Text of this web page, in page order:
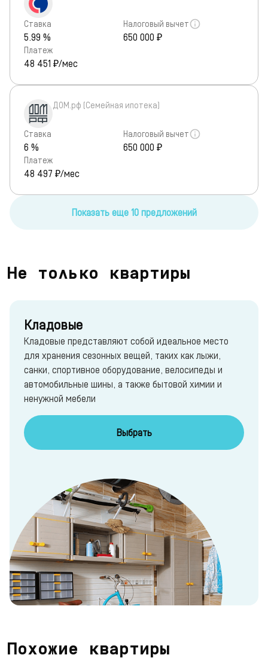
Ставка
5.99 %
Налоговый вычет
650 000 ₽
Платеж
48 451 ₽/мес
ДОМ.рф (Семейная ипотека)
Ставка
6 %
Налоговый вычет
650 000 ₽
Платеж
48 497 ₽/мес
Показать еще 10 предложений
Не только квартиры
Кладовые
Кладовые представляют собой идеальное место
для хранения сезонных вещей, таких как лыжи,
санки, спортивное оборудование, велосипеды и
автомобильные шины, а также бытовой химии и
ненужной мебели
Выбрать
Похожие квартиры